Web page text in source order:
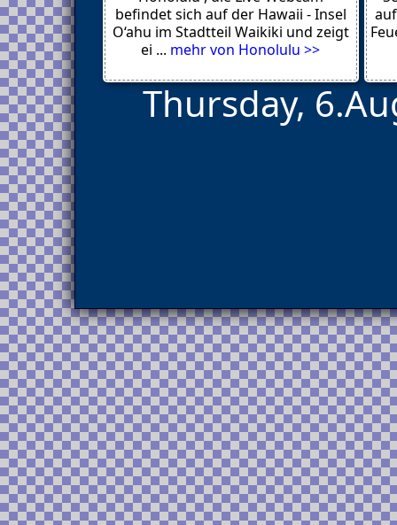
befindet sich auf der Hawaii - Insel
O‘ahu im Stadtteil Waikiki und zeigt
ei ... mehr von Honolulu >>
Thursday,